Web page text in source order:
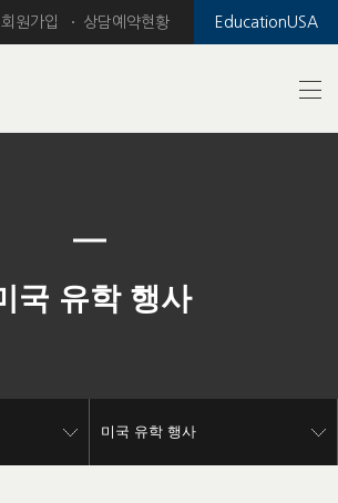
EducationUSA
회원가입 상담예약현황
국 유학 행사
미국 유학 행사